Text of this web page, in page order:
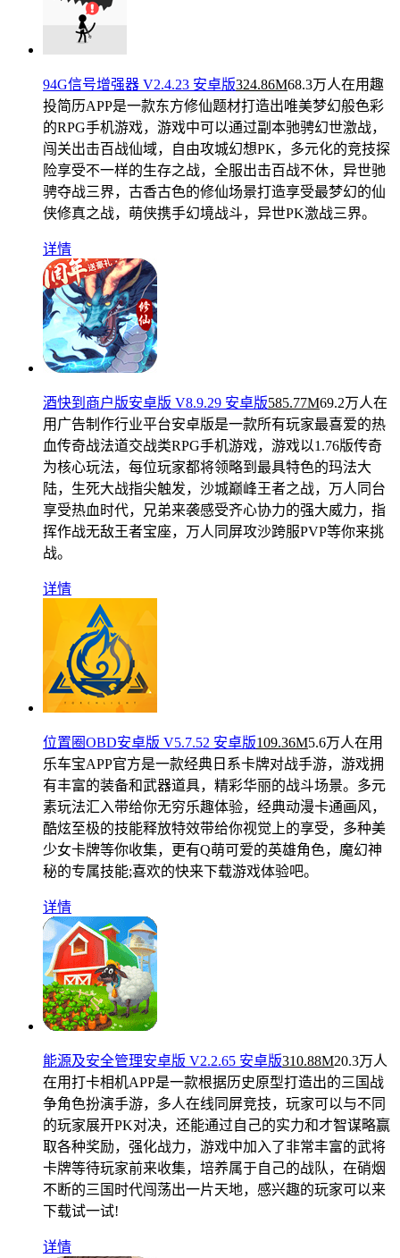
94G信号增强器 V2.4.23 安卓版324.86M68.3万人在用趣
投简历APP是一款东方修仙题材打造出唯美梦幻般色彩
的RPG手机游戏，游戏中可以通过副本驰骋幻世激战，
闯关出击百战仙域，自由攻城幻想PK，多元化的竞技探
险享受不一样的生存之战，全服出击百战不休，异世驰
骋夺战三界，古香古色的修仙场景打造享受最梦幻的仙
侠修真之战，萌侠携手幻境战斗，异世PK激战三界。
详情
酒快到商户版安卓版 V8.9.29 安卓版585.77M69.2万人在
用 广告制作行业平台安卓版是一款所有玩家最喜爱的热
血传奇战法道交战类RPG手机游戏，游戏以1.76版传奇
为核心玩法，每位玩家都将领略到最具特色的玛法大
陆，生死大战指尖触发，沙城巅峰王者之战，万人同台
享受热血时代，兄弟来袭感受齐心协力的强大威力，指
挥作战无敌王者宝座，万人同屏攻沙跨服PVP等你来挑
战。
详情
位置圈OBD安卓版 V5.7.52 安卓版109.36M5.6万人在用
乐车宝APP官方是一款经典日系卡牌对战手游，游戏拥
有丰富的装备和武器道具，精彩华丽的战斗场景。多元
素玩法汇入带给你无穷乐趣体验，经典动漫卡通画风，
酷炫至极的技能释放特效带给你视觉上的享受，多种美
少女卡牌等你收集，更有Q萌可爱的英雄角色，魔幻神
秘的专属技能;喜欢的快来下载游戏体验吧。
详情
能源及安全管理安卓版 V2.2.65 安卓版310.88M20.3万人
在用打卡相机APP是一款根据历史原型打造出的三国战
争角色扮演手游，多人在线同屏竞技，玩家可以与不同
的玩家展开PK对决，还能通过自己的实力和才智谋略赢
取各种奖励，强化战力，游戏中加入了非常丰富的武将
卡牌等待玩家前来收集，培养属于自己的战队，在硝烟
不断的三国时代闯荡出一片天地，感兴趣的玩家可以来
下载试一试!
详情